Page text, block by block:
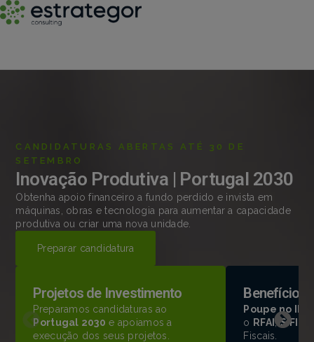
CANDIDATURAS ABERTAS ATÉ 30 DE
SETEMBRO
Inovação Produtiva | Portugal 2030
Obtenha apoio financeiro a fundo perdido e invista em
máquinas, obras e tecnologia para aumentar a capacidade
produtiva ou criar uma nova unidade.
Preparar candidatura
Projetos de Investimento
Preparamos candidaturas ao
Portugal 2030 e apoiamos a
execução dos seus projetos.
Benefícios
Poupe no IRC
o RFAI, SIFIDE
Fiscais.